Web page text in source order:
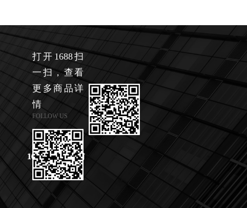
打开1688扫
一扫，查看
更多商品详
情
FOLLOW US
1688面料类店铺
1688成品类店铺